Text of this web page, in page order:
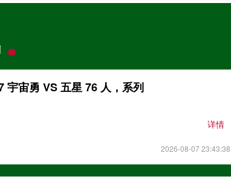
成都蓉城
高清直播
高清直播
宇宙勇 VS 五星 76 人，系列
详情
2026-08-07 23:43:38